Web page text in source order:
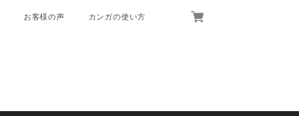
お客様の声 カンガの使い方